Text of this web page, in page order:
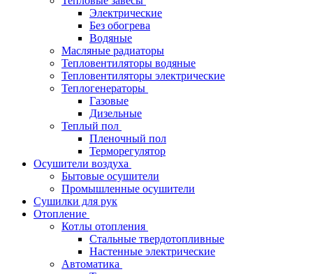
Электрические
Без обогрева
Водяные
Масляные радиаторы
Тепловентиляторы водяные
Тепловентиляторы электрические
Теплогенераторы
Газовые
Дизельные
Теплый пол
Пленочный пол
Терморегулятор
Осушители воздуха
Бытовые осушители
Промышленные осушители
Сушилки для рук
Отопление
Котлы отопления
Стальные твердотопливные
Настенные электрические
Автоматика